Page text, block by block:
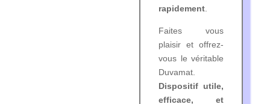
rapidement
Faites vous
plaisir et offrez-
vous le véritable
Duvamat.
Dispositif utile,
efficace, et